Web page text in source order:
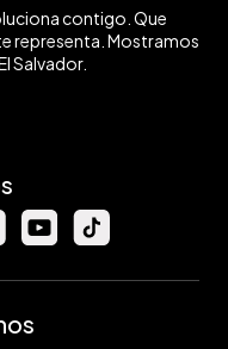
contigo. Que
representa. Mostramos
Salvador.